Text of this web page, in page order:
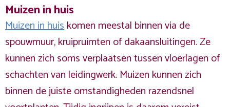
Muizen in huis
Muizen in huiskomen meestal binnen via de
spouwmuur, kruipruimten of dakaansluitingen. Ze
kunnen zich soms verplaatsen tussen vloerlagen of
schachten van leidingwerk. Muizen kunnen zich
binnen de juiste omstandigheden razendsnel